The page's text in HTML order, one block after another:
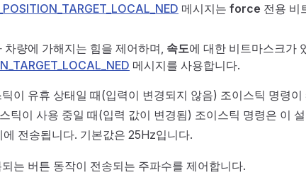
메시지는 force 전용 비
차량에 가해지는 힘을 제어하며, 속도에 대한 비트마스크가
메시지를 사용합니다.
이 유휴 상태일 때(입력이 변경되지 않음) 조이스틱 명령
틱이 사용 중일 때(입력 값이 변경됨) 조이스틱 명령은 이
전송됩니다. 기본값은 25Hz입니다.
되는 버튼 동작이 전송되는 주파수를 제어합니다.